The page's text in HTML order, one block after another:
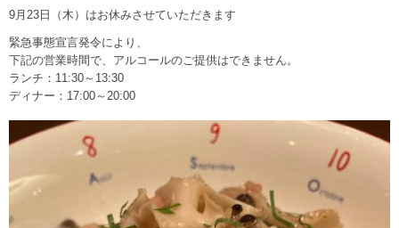
9月23日（木）はお休みさせていただきます
緊急事態宣言発令により、
下記の営業時間で、アルコールのご提供はできません。
ランチ：11:30～13:30
ディナー：17:00～20:00